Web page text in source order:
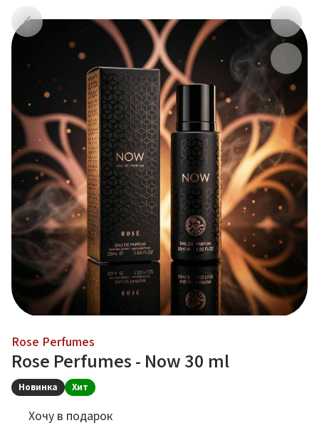
Rose Perfumes
Rose Perfumes - Now 30 ml
Новинка Хит
Хочу в подарок